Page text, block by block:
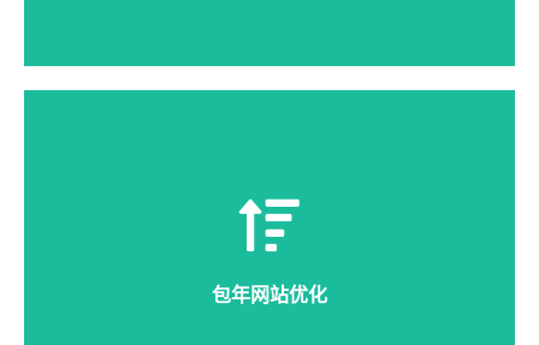
包年网站优化
包年网站优化是全年持续的成都SEO优化，用户只需要
提供关键词，我们将365天持续优化工作实现全年稳定
排名，更省心，费用低。
详细说明